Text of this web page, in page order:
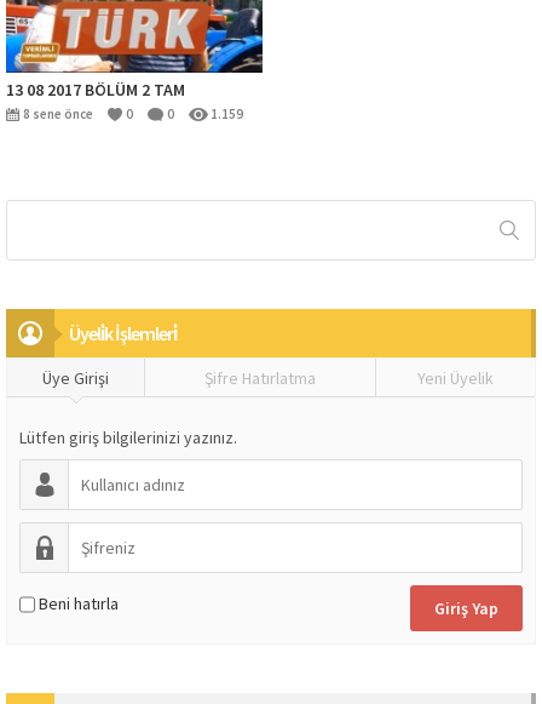
13 08 2017 BÖLÜM 2 TAM
8 sene önce 0 0 1.159
Üyeli̇k İşlemleri̇
Üye Girişi Şifre Hatırlatma Yeni Üyelik
Lütfen giriş bilgilerinizi yazınız.
Beni hatırla